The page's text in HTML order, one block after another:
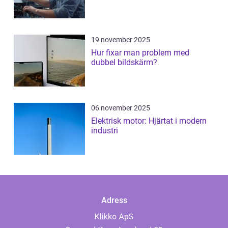
19 november 2025
Hur fixar man problem med
dubbel bildskärm?
06 november 2025
Elektrisk motor: Hjärtat i modern
industri
Adress